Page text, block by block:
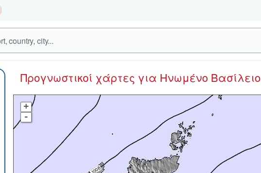
Προγνωστικοί χάρτες για Ηνωμένο Βασίλειο
+
-